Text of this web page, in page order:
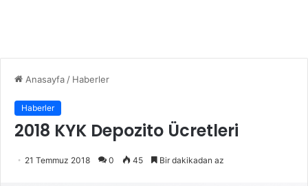
Anasayfa / Haberler
Haberler
2018 KYK Depozito Ücretleri
21 Temmuz 2018 0 45 Bir dakikadan az